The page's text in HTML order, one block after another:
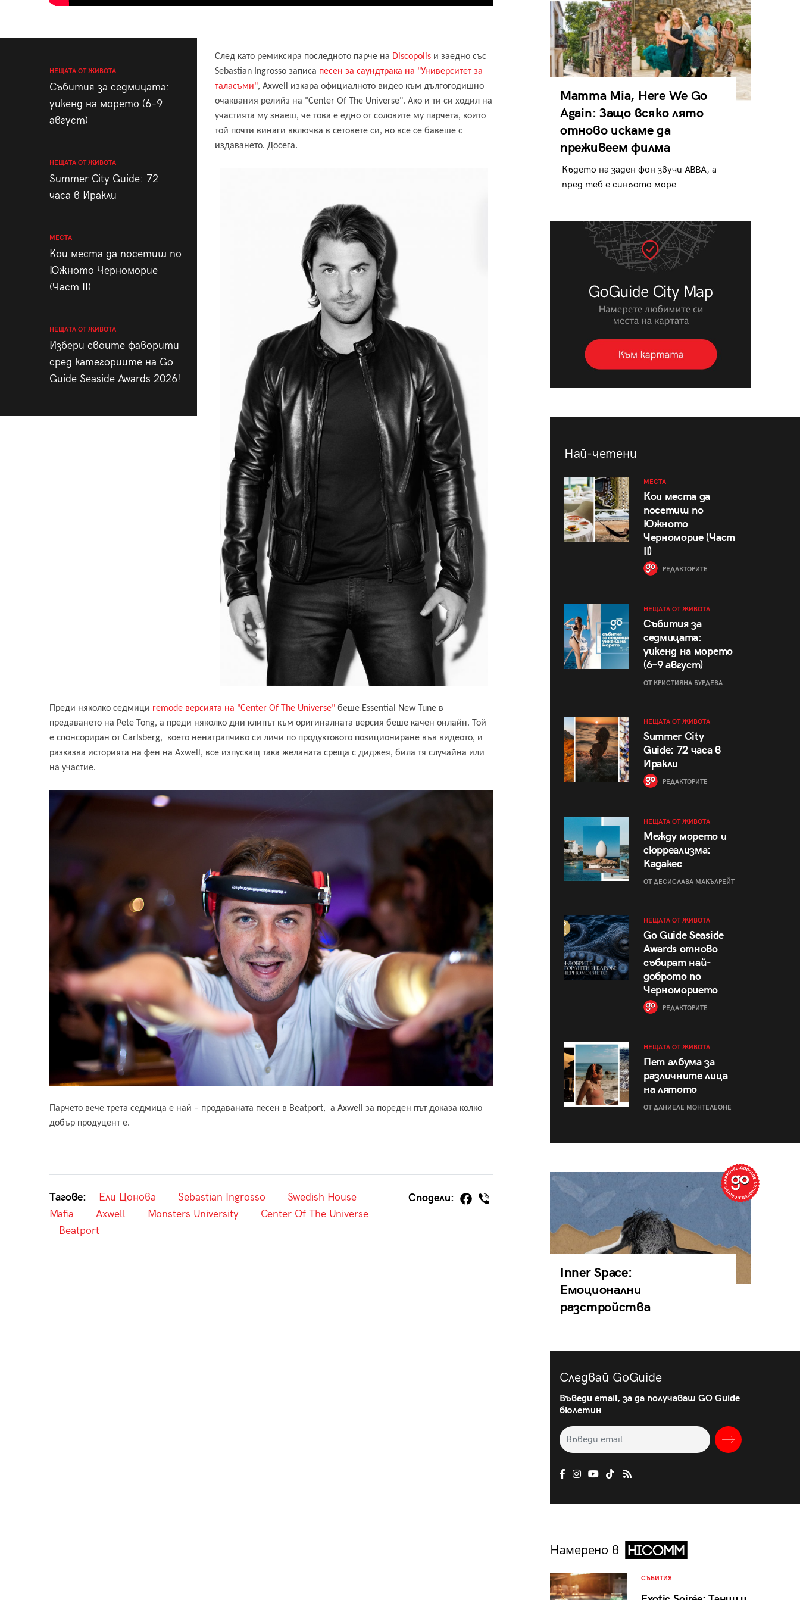
НЕЩАТА ОТ ЖИВОТА
Събития за седмицата:
уикенд на морето (6–9
август)
НЕЩАТА ОТ ЖИВОТА
Summer City Guide: 72
часа в Иракли
МЕСТА
Кои места да посетиш по
Южното Черноморие
(Част II)
НЕЩАТА ОТ ЖИВОТА
Избери своите фаворити
сред категориите на Go
Guide Seaside Awards 2026!
След като ремиксира последното парче на Discopolis и заедно със
Sebastian Ingrosso записа песен за саундтрака на "Университет за
таласъми", Axwell изкара официалното видео към дългогодишно
очаквания релийз на "Center Of The Universe". Ако и ти си ходил на
участията му знаеш, че това е едно от соловите му парчета, които
той почти винаги включва в сетовете си, но все се бавеше с
издаването. Досега.
Преди няколко седмици remode версията на "Center Of The Universe"беше Essential New Tune в
предаването на Pete Tong, а преди няколко дни клипът към оригиналната версия беше качен онлайн. Той
е спонсориран от Carlsberg, което ненатрапчиво си личи по продуктовото позициониране във видеото, и
разказва историята на фен на Axwell, все изпускащ така желаната среща с диджея, била тя случайна или
на участие.
Парчето вече трета седмица е най – продаваната песен в Beatport, а Axwell за пореден път доказа колко
добър продуцент е.
Тагове: Ели Цонова Sebastian Ingrosso
Swedish House
Mafia
Axwell Monsters University
Center Of The Universe
Beatport
Сподели:
Mamma Mia, Here We Go
Again: Защо всяко лято
отново искаме да
преживеем филма
Където на заден фон звучи ABBA, а
пред теб е синьото море
Най-четени
МЕСТА
Кои места да
посетиш по
Южното
Черноморие (Част
II)
РЕДАКТОРИТЕ
НЕЩАТА ОТ ЖИВОТА
Събития за
седмицата:
уикенд на морето
(6–9 август)
ОТ КРИСТИЯНА БУРДЕВА
НЕЩАТА ОТ ЖИВОТА
Summer City
Guide: 72 часа в
Иракли
РЕДАКТОРИТЕ
НЕЩАТА ОТ ЖИВОТА
Между морето и
сюрреализма:
Кадакес
ОТ ДЕСИСЛАВА МАКЪЛРЕЙТ
НЕЩАТА ОТ ЖИВОТА
Go Guide Seaside
Awards отново
събират най-
доброто по
Черноморието
РЕДАКТОРИТЕ
НЕЩАТА ОТ ЖИВОТА
Пет албума за
различните лица
на лятото
ОТ ДАНИЕЛЕ МОНТЕЛЕОНЕ
Inner Space:
Емоционални
разстройства
Следвай GoGuide
Въведи email, за да получаваш GO Guide
бюлетин
Намерено в
СЪБИТИЯ